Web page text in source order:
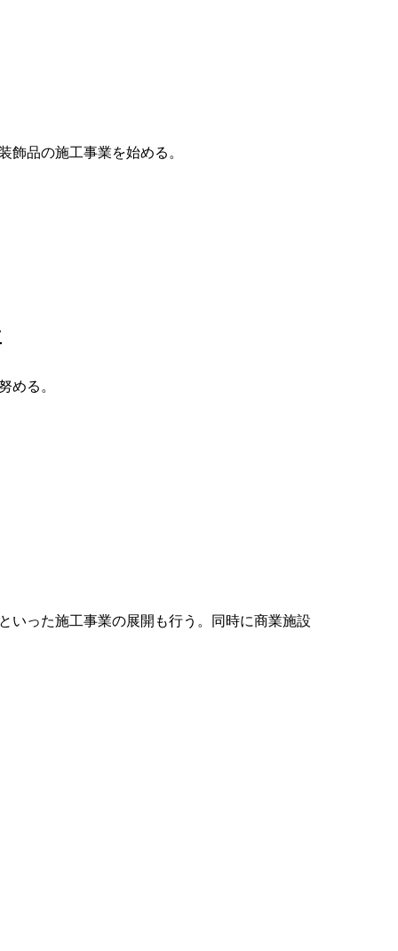
飾品の施工事業を始める。
める。
いった施工事業の展開も行う。同時に商業施設